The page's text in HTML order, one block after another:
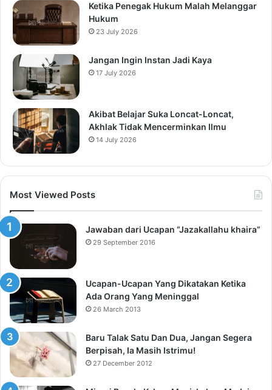
Ketika Penegak Hukum Malah Melanggar
Hukum
23 July 2026
Jangan Ingin Instan Jadi Kaya
17 July 2026
Akibat Belajar Suka Loncat-Loncat,
Akhlak Tidak Mencerminkan Ilmu
14 July 2026
Most Viewed Posts
Jawaban dari Ucapan “Jazakallahu khaira”
29 September 2016
Ucapan-Ucapan Yang Dikatakan Ketika
Ada Orang Yang Meninggal
26 March 2013
Baru Talak Satu Dan Dua, Jangan Segera
Berpisah, Ia Masih Istrimu!
27 December 2012